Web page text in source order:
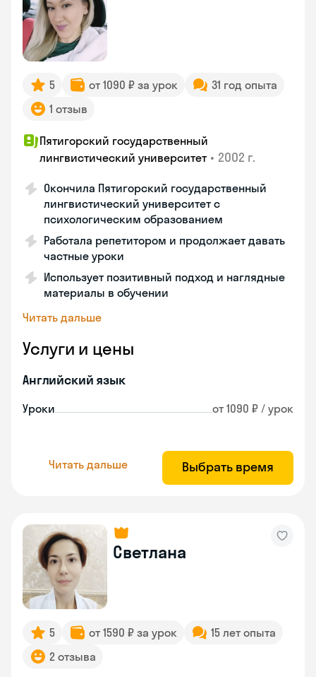
5 от 1090 ₽ за урок
31 год опыта
1 отзыв
Пятигорский государственный
лингвистический университет • 2002 г.
Окончила Пятигорский государственный
лингвистический университет с
психологическим образованием
Работала репетитором и продолжает давать
частные уроки
Использует позитивный подход и наглядные
материалы в обучении
Читать дальше
Услуги и цены
Английский язык
Уроки от 1090 ₽ / урок
Читать дальше Выбрать время
Светлана
5 от 1590 ₽ за урок
15 лет опыта
2 отзыва